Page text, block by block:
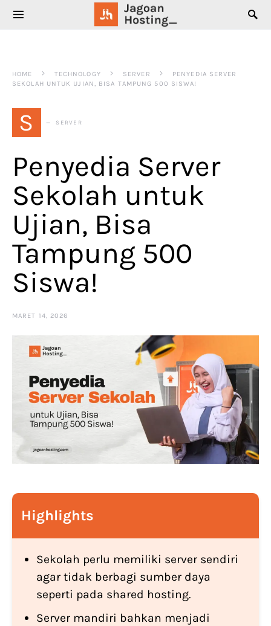
SEARCH FOR:
HOME TECHNOLOGY SERVER
PENYEDIA SERVER
SEKOLAH UNTUK UJIAN, BISA TAMPUNG 500 SISWA!
S SERVER
Penyedia Server
Sekolah untuk
Ujian, Bisa
Tampung 500
Siswa!
MARET 14, 2026
Highlights
Sekolah perlu memiliki server sendiri
agar tidak berbagi sumber daya
seperti pada shared hosting.
Server mandiri bahkan menjadi